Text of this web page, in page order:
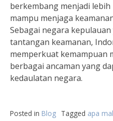
berkembang menjadi
mampu menjaga
Sebagai negara
tantangan keamanan,
memperkuat kemampuan
berbagai ancaman yang
kedaulatan negara.
Posted in Blog Tagged apa